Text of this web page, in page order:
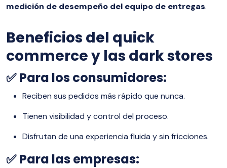
medición de desempeño del equipo de entregas.
Beneficios del quick
commerce y las dark stores
✅Para los consumidores:
Reciben sus pedidos más rápido que nunca.
Tienen visibilidad y control del proceso.
Disfrutan de una experiencia fluida y sin fricciones.
✅Para las empresas: